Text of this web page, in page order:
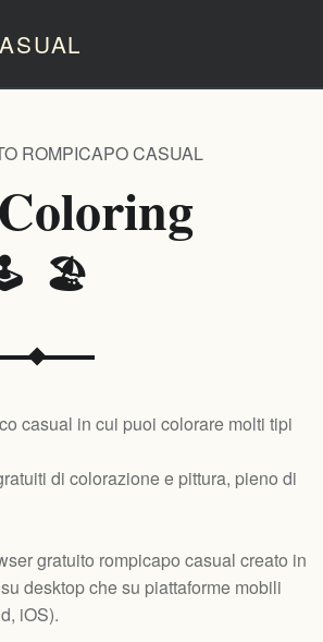
🏖️
ROMPICAPO CASUAL
casual in cui puoi colorare molti tipi
di colorazione e pittura, pieno di
gratuito rompicapo casual creato in
desktop che su piattaforme mobili
iOS).